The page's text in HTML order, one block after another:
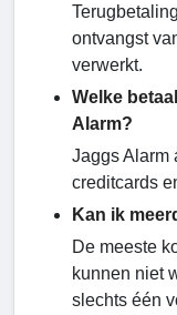
ontvangst
verwerkt.
Welke
Alarm?
Jaggs Alarm
creditcards
Kan ik
De meeste
kunnen niet
slechts één